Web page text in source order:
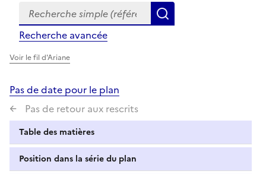
Formulaire
de
recherche
Recherche simple (références, mots clés, partie du
Recherche avancée
Voir le fil d'Ariane
Pas de date pour le plan
Pas de retour aux rescrits
Table des matières
Position dans la série du plan